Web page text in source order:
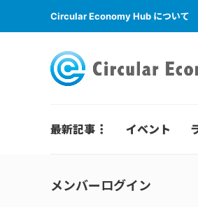
Circular Economy Hub について
最新記事 イベント
メンバーログイン